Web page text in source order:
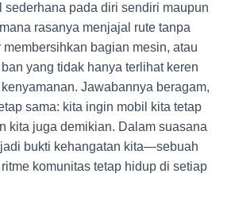
sederhana pada diri sendiri maupun
rasanya menjajal rute tanpa
bagian mesin, atau
yang tidak hanya terlihat keren
Jawabannya beragam,
sama: kita ingin mobil kita tetap
kita juga demikian. Dalam suasana
bukti kehangatan kita—sebuah
komunitas tetap hidup di setiap